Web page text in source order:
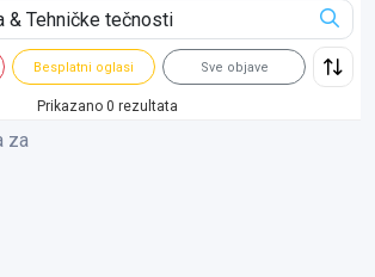
Besplatni oglasi Sve objave
Prikazano 0 rezultata
za